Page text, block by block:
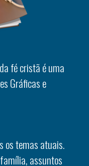
fé cristã é uma
Gráficas e
os temas atuais.
assuntos